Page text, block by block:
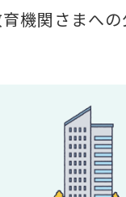
機関さまへの